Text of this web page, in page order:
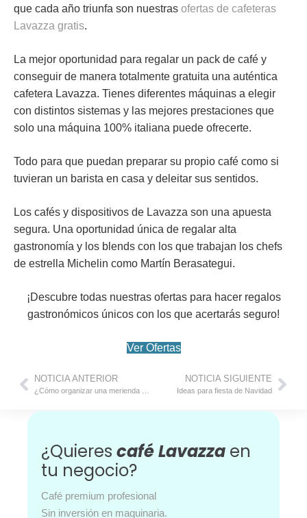
que cada año triunfa son nuestras ofertas de cafeteras
Lavazza gratis.
La mejor oportunidad para regalar un pack de café y
conseguir de manera totalmente gratuita una auténtica
cafetera Lavazza. Tienes diferentes máquinas a elegir
con distintos sistemas y las mejores prestaciones que
solo una máquina 100% italiana puede ofrecerte.
Todo para que puedan preparar su propio café como si
tuvieran un barista en casa y deleitar sus sentidos.
Los cafés y dispositivos de Lavazza son una apuesta
segura. Una oportunidad única de regalar alta
gastronomía y los blends con los que trabajan los chefs
de estrella Michelin como Martín Berasategui.
¡Descubre todas nuestras ofertas para hacer regalos
gastronómicos únicos con los que acertarás seguro!
Ver Ofertas
NOTICIA ANTERIOR NOTICIA SIGUIENTE
Ideas para fiesta de Navidad
¿Quieres café Lavazza en
tu negocio?
Café premium profesional
Sin inversión en maquinaria.